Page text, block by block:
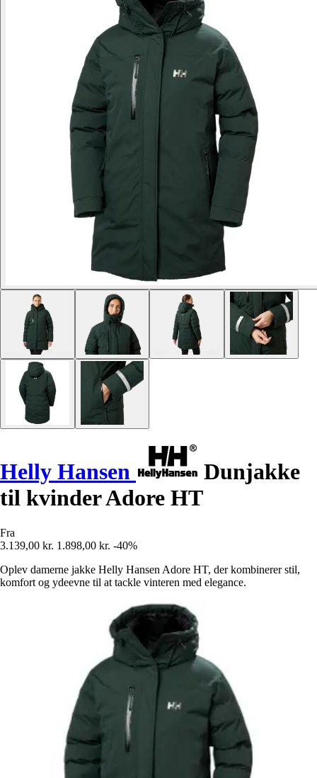
Helly Hansen
Dunjakke
til kvinder Adore HT
Fra
3.139,00 kr. 1.898,00 kr. -40%
Oplev damerne jakke Helly Hansen Adore HT, der kombinerer stil,
komfort og ydeevne til at tackle vinteren med elegance.